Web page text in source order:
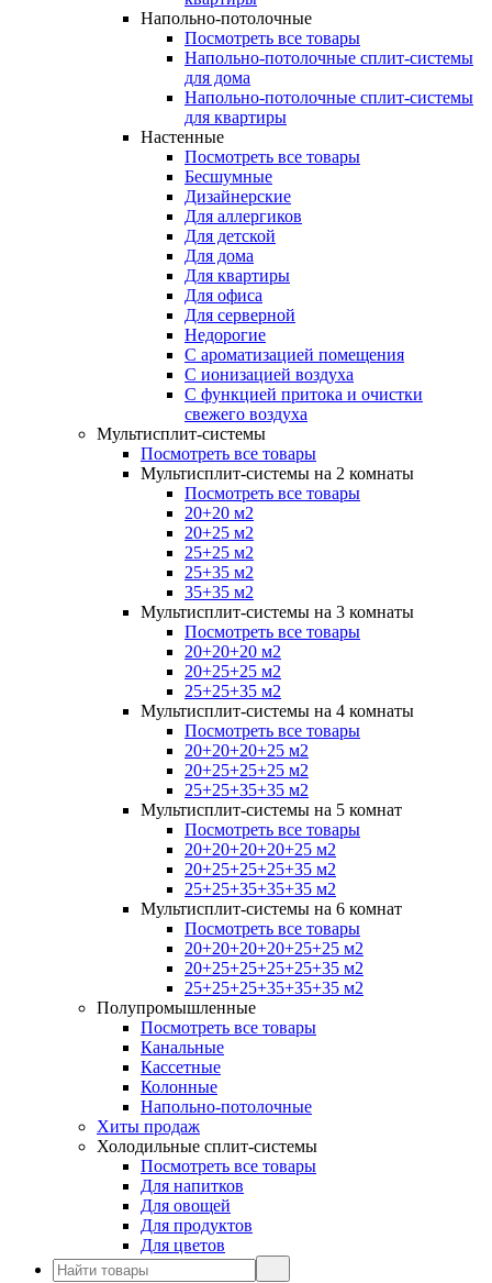
Напольно-потолочные
Посмотреть все товары
Напольно-потолочные сплит-системы
для дома
Напольно-потолочные сплит-системы
для квартиры
Настенные
Посмотреть все товары
Бесшумные
Дизайнерские
Для аллергиков
Для детской
Для дома
Для квартиры
Для офиса
Для серверной
Недорогие
С ароматизацией помещения
С ионизацией воздуха
С функцией притока и очистки
свежего воздуха
Мультисплит-системы
Посмотреть все товары
Мультисплит-системы на 2 комнаты
Посмотреть все товары
20+20 м2
20+25 м2
25+25 м2
25+35 м2
35+35 м2
Мультисплит-системы на 3 комнаты
Посмотреть все товары
20+20+20 м2
20+25+25 м2
25+25+35 м2
Мультисплит-системы на 4 комнаты
Посмотреть все товары
20+20+20+25 м2
20+25+25+25 м2
25+25+35+35 м2
Мультисплит-системы на 5 комнат
Посмотреть все товары
20+20+20+20+25 м2
20+25+25+25+35 м2
25+25+35+35+35 м2
Мультисплит-системы на 6 комнат
Посмотреть все товары
20+20+20+20+25+25 м2
20+25+25+25+25+35 м2
25+25+25+35+35+35 м2
Полупромышленные
Посмотреть все товары
Канальные
Кассетные
Колонные
Напольно-потолочные
Хиты продаж
Холодильные сплит-системы
Посмотреть все товары
Для напитков
Для овощей
Для продуктов
Для цветов